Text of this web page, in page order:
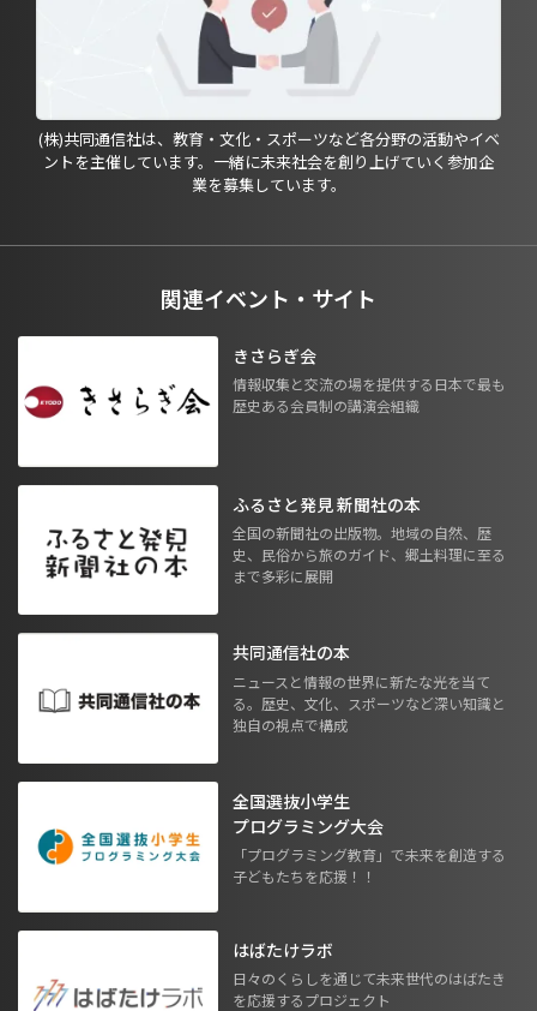
(株)共同通信社は、教育・文化・スポーツなど各分野の活動やイベ
ントを主催しています。一緒に未来社会を創り上げていく参加企
業を募集しています。
関連イベント・サイト
きさらぎ会
情報収集と交流の場を提供する日本で最も
歴史ある会員制の講演会組織
ふるさと発見 新聞社の本
全国の新聞社の出版物。地域の自然、歴
史、民俗から旅のガイド、郷土料理に至る
まで多彩に展開
共同通信社の本
ニュースと情報の世界に新たな光を当て
る。歴史、文化、スポーツなど深い知識と
独自の視点で構成
全国選抜小学生
プログラミング大会
「プログラミング教育」で未来を創造する
子どもたちを応援！！
はばたけラボ
日々のくらしを通じて未来世代のはばたき
を応援するプロジェクト